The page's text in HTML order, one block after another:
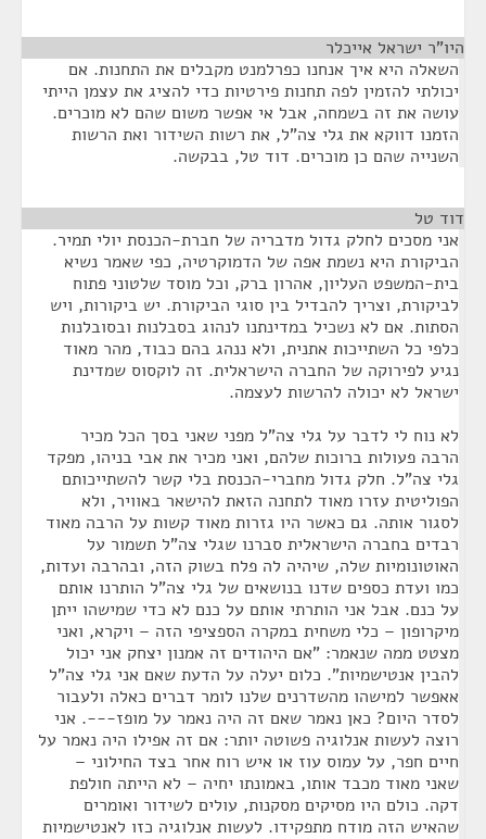
היו"ר ישראל אייכלר
השאלה היא איך אנחנו כפרלמנט מקבלים את התחנות. אם
יכולתי להזמין לפה תחנות פירטיות כדי להציג את עצמן הייתי
עושה את זה בשמחה, אבל אי אפשר משום שהם לא מוכרים.
הזמנו דווקא את גלי צה"ל, את רשות השידור ואת הרשות
השנייה שהם כן מוכרים. דוד טל, בבקשה.
דוד טל
אני מסכים לחלק גדול מדבריה של חברת-הכנסת יולי תמיר.
הביקורת היא נשמת אפה של הדמוקרטיה, כפי שאמר נשיא
בית-המשפט העליון, אהרון ברק, וכל מוסד שלטוני פתוח
לביקורת, וצריך להבדיל בין סוגי הביקורת. יש ביקורות, ויש
הסתות. אם לא נשכיל במדינתנו לנהוג בסבלנות ובסובלנות
כלפי כל השתייכות אתנית, ולא ננהג בהם כבוד, מהר מאוד
נגיע לפירוקה של החברה הישראלית. זה לוקסוס שמדינת
ישראל לא יכולה להרשות לעצמה.
לא נוח לי לדבר על גלי צה"ל מפני שאני בסך הכל מכיר
הרבה פעולות ברוכות שלהם, ואני מכיר את אבי בניהו, מפקד
גלי צה"ל. חלק גדול מחברי-הכנסת בלי קשר להשתייכותם
הפוליטית עזרו מאוד לתחנה הזאת להישאר באוויר, ולא
לסגור אותה. גם כאשר היו גזרות מאוד קשות על הרבה מאוד
רבדים בחברה הישראלית סברנו שגלי צה"ל תשמור על
האוטונומיות שלה, שיהיה לה פלח בשוק הזה, ובהרבה ועדות,
כמו ועדת כספים שדנו בנושאים של גלי צה"ל הותרנו אותם
על כנם. אבל אני הותרתי אותם על כנם לא כדי שמישהו ייתן
מיקרופון – כלי משחית במקרה הספציפי הזה – ויקרא, ואני
מצטט ממה שנאמר: "אם היהודים זה אמנון יצחק אני יכול
להבין אנטישמיות". כלום יעלה על הדעת שאם אני גלי צה"ל
אאפשר למישהו מהשדרנים שלנו לומר דברים כאלה ולעבור
לסדר היום? כאן נאמר שאם זה היה נאמר על מופז---. אני
רוצה לעשות אנלוגיה פשוטה יותר: אם זה אפילו היה נאמר על
חיים חפר, על עמוס עוז או איש רוח אחר בצד החילוני –
שאני מאוד מכבד אותו, באמונתו יחיה – לא הייתה חולפת
דקה. כולם היו מסיקים מסקנות, עולים לשידור ואומרים
שהאיש הזה מודח מתפקידו. לעשות אנלוגיה כזו לאנטישמיות